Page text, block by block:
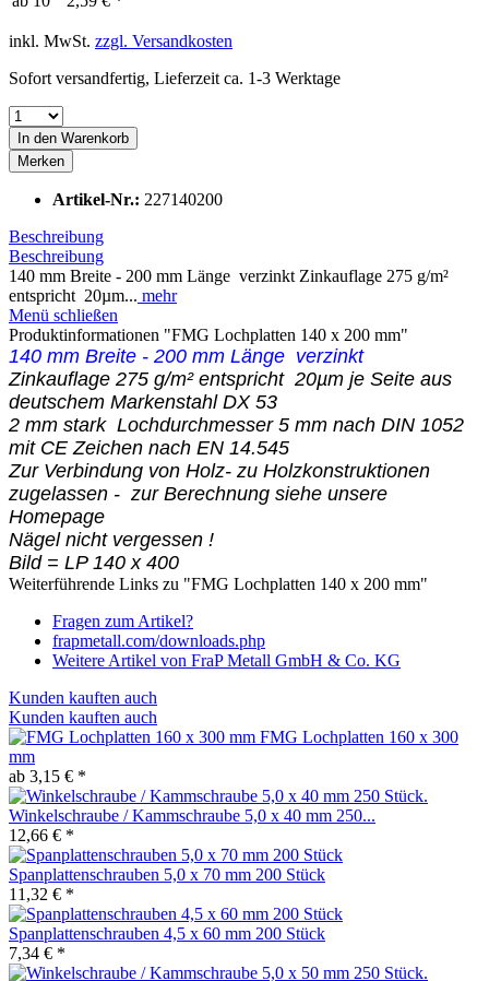
inkl. MwSt. zzgl. Versandkosten
Sofort versandfertig, Lieferzeit ca. 1-3 Werktage
In den Warenkorb
Merken
Artikel-Nr.: 227140200
Beschreibung
Beschreibung
140 mm Breite - 200 mm Länge verzinkt Zinkauflage 275 g/m²
entspricht 20µm... mehr
Menü schließen
Produktinformationen "FMG Lochplatten 140 x 200 mm"
140 mm Breite - 200 mm Länge verzinkt
Zinkauflage 275 g/m² entspricht 20µm je Seite aus
deutschem Markenstahl DX 53
2 mm stark Lochdurchmesser 5 mm nach DIN 1052
mit CE Zeichen nach EN 14.545
Zur Verbindung von Holz- zu Holzkonstruktionen
zugelassen - zur Berechnung siehe unsere
Homepage
Nägel nicht vergessen !
Bild = LP 140 x 400
Weiterführende Links zu "FMG Lochplatten 140 x 200 mm"
Fragen zum Artikel?
frapmetall.com/downloads.php
Weitere Artikel von FraP Metall GmbH & Co. KG
Kunden kauften auch
Kunden kauften auch
FMG Lochplatten 160 x 300
mm
ab 3,15 € *
Winkelschraube / Kammschraube 5,0 x 40 mm 250...
12,66 € *
Spanplattenschrauben 5,0 x 70 mm 200 Stück
11,32 € *
Spanplattenschrauben 4,5 x 60 mm 200 Stück
7,34 € *